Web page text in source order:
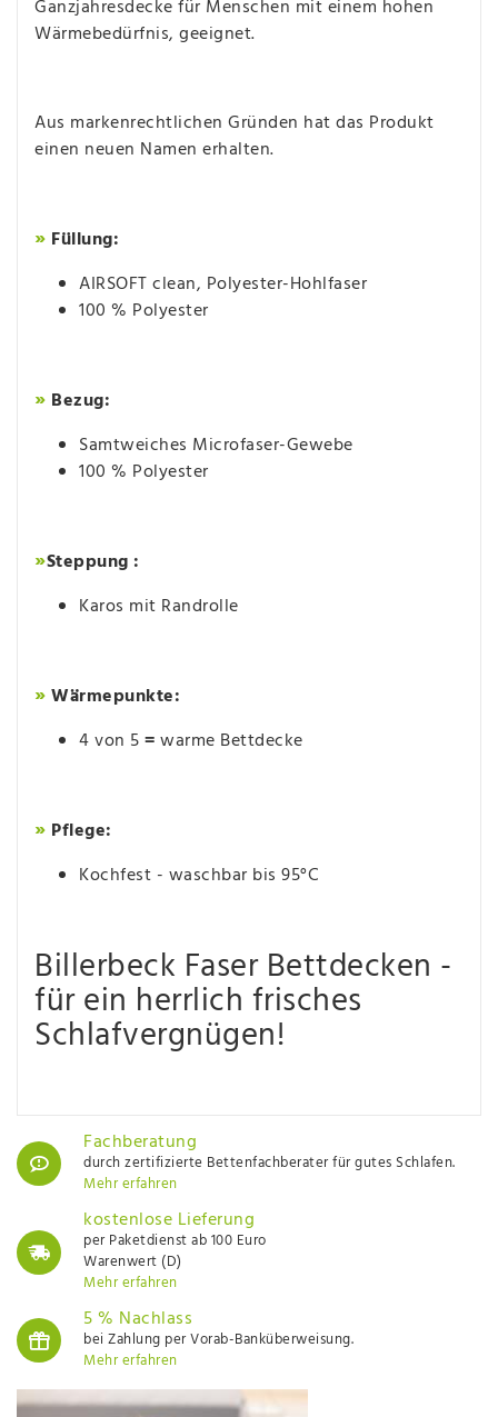
Ganzjahresdecke für Menschen mit einem hohen
Wärmebedürfnis, geeignet.
Aus markenrechtlichen Gründen hat das Produkt
einen neuen Namen erhalten.
» Füllung:
AIRSOFT clean, Polyester-Hohlfaser
100 % Polyester
» Bezug:
Samtweiches Microfaser-Gewebe
100 % Polyester
»Steppung :
Karos mit Randrolle
»Wärmepunkte:
4 von 5=warme Bettdecke
» Pflege:
Kochfest - waschbar bis 95°C
Billerbeck Faser Bettdecken -
für ein herrlich frisches
Schlafvergnügen!
Fachberatung
durch zertifizierte Bettenfachberater für gutes Schlafen.
Mehr erfahren
kostenlose Lieferung
per Paketdienst ab 100 Euro
Warenwert (D)
Mehr erfahren
5 % Nachlass
bei Zahlung per Vorab-Banküberweisung.
Mehr erfahren